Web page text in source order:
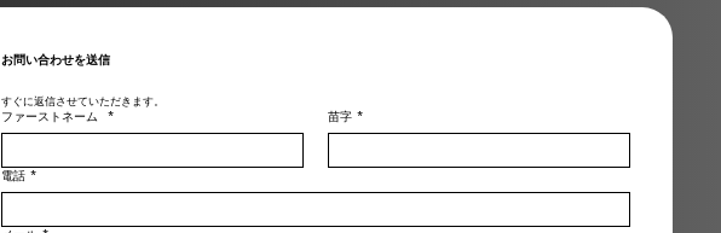
お問い合わせを送信
すぐに返信させていただきます。
ファーストネーム * 苗字 *
電話 *